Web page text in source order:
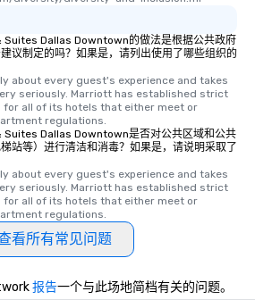
Dallas Downtown的做法是根据公共政府
议制定的吗？如果是，请列出使用了哪些组织的
about every guest's experience and takes
seriously. Marriott has established strict
all of its hotels that either meet or
regulations.
Dallas Downtown是否对公共区域和公共
站等）进行清洁和消毒？如果是，请说明采取了
about every guest's experience and takes
seriously. Marriott has established strict
all of its hotels that either meet or
regulations.
看所有常见问题
报告一个与此场地简档有关的问题。